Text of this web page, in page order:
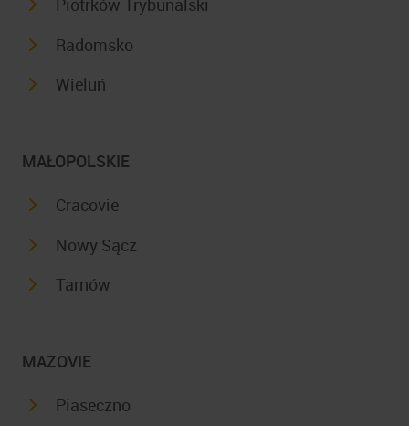
Piotrków Trybunalski
Radomsko
Wieluń
MAŁOPOLSKIE
Cracovie
Nowy Sącz
Tarnów
MAZOVIE
Piaseczno